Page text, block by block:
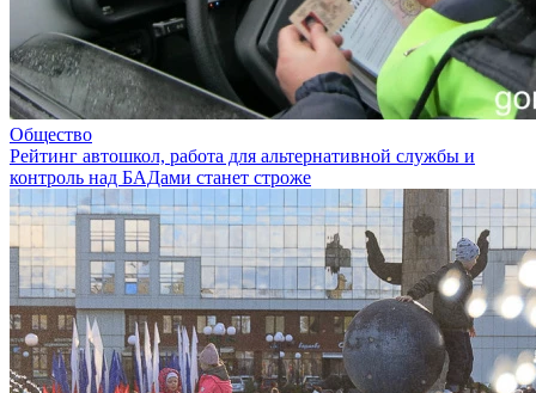
Общество
Рейтинг автошкол, работа для альтернативной службы и
контроль над БАДами станет строже